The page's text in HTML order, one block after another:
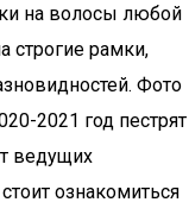
на волосы любой
строгие рамки,
Фото
2021 год пестрят
ведущих
ознакомиться